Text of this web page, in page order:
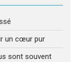
un cœur pur
sont souvent